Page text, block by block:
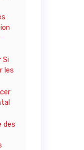
Si
les
des